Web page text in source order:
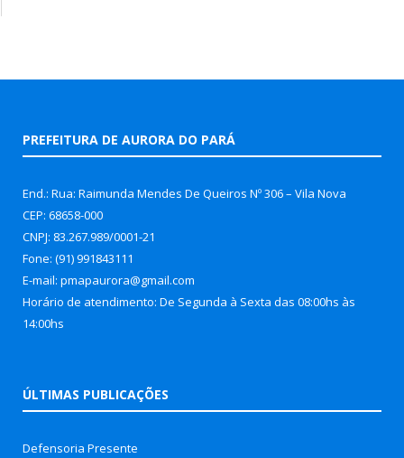
PREFEITURA DE AURORA DO PARÁ
End.: Rua: Raimunda Mendes De Queiros Nº 306 – Vila Nova
CEP: 68658-000
CNPJ: 83.267.989/0001-21
Fone: (91) 991843111
E-mail: pmapaurora@gmail.com
Horário de atendimento: De Segunda à Sexta das 08:00hs às
14:00hs
ÚLTIMAS PUBLICAÇÕES
Defensoria Presente